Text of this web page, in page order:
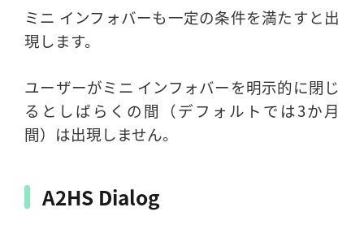
ミニ インフォバーも一定の条件を満たすと出
現します。
ユーザーがミニ インフォバーを明示的に閉じ
るとしばらくの間（デフォルトでは3か月
間）は出現しません。
A2HS Dialog